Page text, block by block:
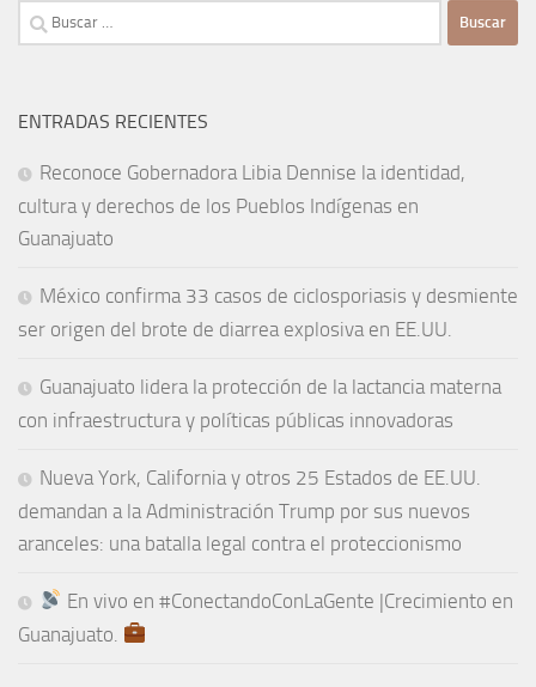
Buscar:
ENTRADAS RECIENTES
Reconoce Gobernadora Libia Dennise la identidad,
cultura y derechos de los Pueblos Indígenas en
Guanajuato
México confirma 33 casos de ciclosporiasis y desmiente
ser origen del brote de diarrea explosiva en EE.UU.
Guanajuato lidera la protección de la lactancia materna
con infraestructura y políticas públicas innovadoras
Nueva York, California y otros 25 Estados de EE.UU.
demandan a la Administración Trump por sus nuevos
aranceles: una batalla legal contra el proteccionismo
En vivo en #ConectandoConLaGente |Crecimiento en
Guanajuato.